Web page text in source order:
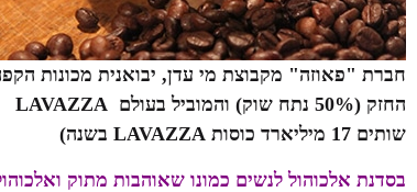
חברת "פאוזה" מקבוצת מי עדן, יבואנית מכונות
שותים 17 מיליארד כוסות LAVAZZA בשנה)
בסדנת אלכוהול לנשים כמונו שאוהבות מתוק